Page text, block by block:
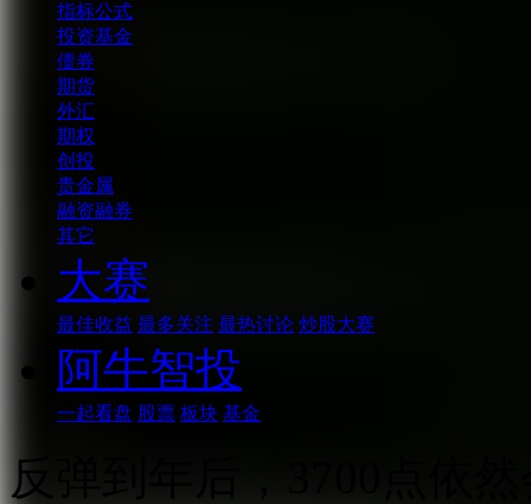
指标公式
投资基金
债券
期货
外汇
期权
创投
贵金属
融资融券
其它
大赛
最佳收益 最多关注 最热讨论 炒股大赛
阿牛智投
一起看盘 股票 板块 基金
反弹到年后，3700点依